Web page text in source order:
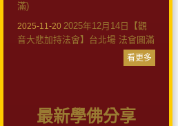
滿)
2025-11-20 2025年12月14日【觀
音大悲加持法會】台北場 法會圓滿
看更多
最新學佛分享